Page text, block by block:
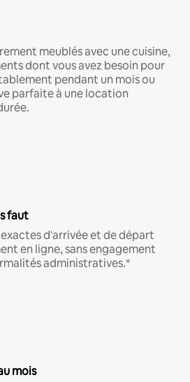
meublés avec une cuisine,
dont vous avez besoin pour
pendant un mois ou
parfaite à une location
faut
d'arrivée et de départ
en ligne, sans engagement
administratives.*
mois